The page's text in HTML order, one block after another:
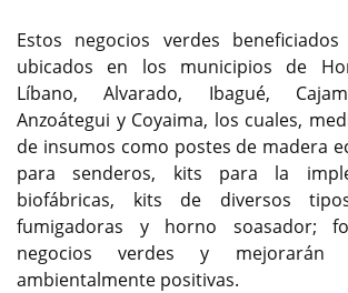
Estos negocios verdes
ubicados en los municipios de
Líbano, Alvarado, Ibagué,
Anzoátegui y Coyaima, los cuales,
de insumos como postes de madera
para senderos, kits para la
biofábricas, kits de diversos
fumigadoras y horno soasador;
negocios verdes y mejorarán
ambientalmente positivas.